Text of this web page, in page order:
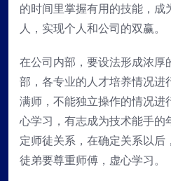
的时间里掌握有用的技能，成
人，实现个人和公司的双赢。
在公司内部，要设法形成浓厚
部，各专业的人才培养情况进
满师，不能独立操作的情况进
心学习，有志成为技术能手的
定师徒关系，在确定关系以后
徒弟要尊重师傅，虚心学习。